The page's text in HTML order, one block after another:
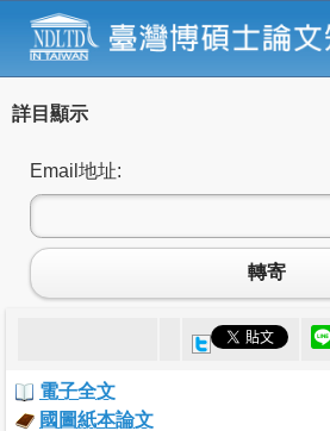
詳目顯示
Email地址:
轉寄
電子全文
國圖紙本論文